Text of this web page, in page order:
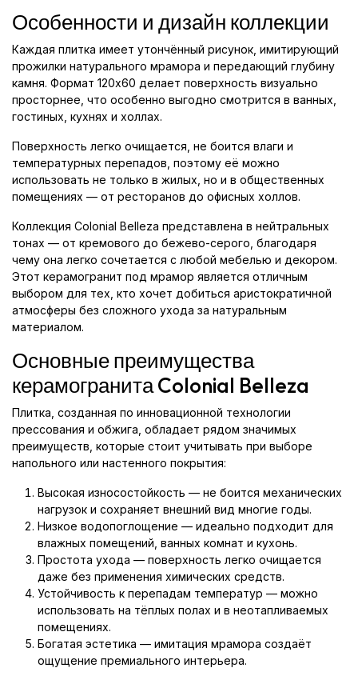
Особенности и дизайн коллекции
Каждая плитка имеет утончённый рисунок, имитирующий
прожилки натурального мрамора и передающий глубину
камня. Формат 120x60 делает поверхность визуально
просторнее, что особенно выгодно смотрится в ванных,
гостиных, кухнях и холлах.
Поверхность легко очищается, не боится влаги и
температурных перепадов, поэтому её можно
использовать не только в жилых, но и в общественных
помещениях — от ресторанов до офисных холлов.
Коллекция Colonial Belleza представлена в нейтральных
тонах — от кремового до бежево-серого, благодаря
чему она легко сочетается с любой мебелью и декором.
Этот керамогранит под мрамор является отличным
выбором для тех, кто хочет добиться аристократичной
атмосферы без сложного ухода за натуральным
материалом.
Основные преимущества
керамогранита Colonial Belleza
Плитка, созданная по инновационной технологии
прессования и обжига, обладает рядом значимых
преимуществ, которые стоит учитывать при выборе
напольного или настенного покрытия:
Высокая износостойкость — не боится механических
нагрузок и сохраняет внешний вид многие годы.
Низкое водопоглощение — идеально подходит для
влажных помещений, ванных комнат и кухонь.
Простота ухода — поверхность легко очищается
даже без применения химических средств.
Устойчивость к перепадам температур — можно
использовать на тёплых полах и в неотапливаемых
помещениях.
Богатая эстетика — имитация мрамора создаёт
ощущение премиального интерьера.